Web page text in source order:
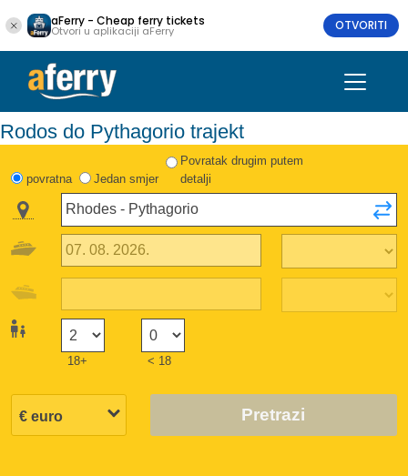
aFerry - Cheap ferry tickets
Otvori u aplikaciji aFerry OTVORITI
Rodos do Pythagorio trajekt
povratna Jedan smjer
Povratak drugim putem
detalji
18+ < 18
Pretrazi